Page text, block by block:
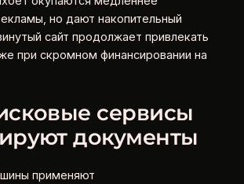
но дают накопительный
сайт продолжает привлекать
при скромном финансировании на
сервисы
документы
применяют